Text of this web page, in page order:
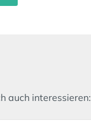
auch interessieren: